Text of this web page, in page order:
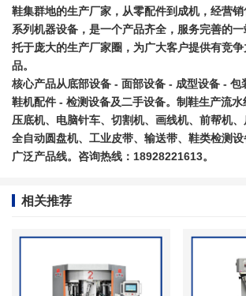
鞋集群地的生产厂家，从零配件到成机，经营
系列机器设备，是一个产品齐全，服务完善的
托于庞大的生产厂家圈，为广大客户提供有竞
品。
核心产品从底部设备 - 面部设备 - 成型设备 - 包
鞋机配件 - 检测设备及二手设备。制鞋生产流水
压底机、电脑针车、切割机、画线机、前帮机、
全自动圆盘机、工业皮带、输送带、鞋类检测
广泛产品线。咨询热线：18928221613。
相关推荐